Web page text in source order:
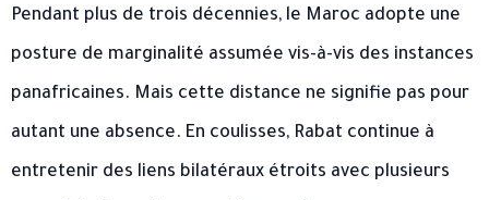
Pendant plus de trois décennies, le Maroc adopte une
posture de marginalité assumée vis-à-vis des instances
panafricaines. Mais cette distance ne signifie pas pour
autant une absence. En coulisses, Rabat continue à
entretenir des liens bilatéraux étroits avec plusieurs